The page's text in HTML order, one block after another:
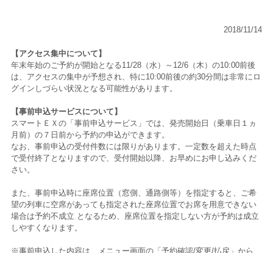
2018/11/14
【アクセス集中について】
年末年始のご予約が開始となる11/28（水）～12/6（木）の10:00前後
は、アクセスの集中が予想され、特に10:00前後の約30分間は非常にロ
グインしづらい状況となる可能性があります。
【事前申込サービスについて】
スマートＥＸの「事前申込サービス」では、発売開始日（乗車日１ヵ
月前）の７日前から予約の申込ができます。
なお、事前申込の受付件数には限りがあります。一定数を超えた時点
で受付終了となりますので、受付開始以降、お早めにお申し込みくだ
さい。
また、事前申込時に座席位置（窓側、通路側等）を指定すると、ご希
望の列車に空席があっても指定された座席位置でお席を用意できない
場合は予約不成立 となるため、座席位置を指定しない方が予約は成立
しやすくなります。
※事前申込した内容は、メニュー画面の「予約確認/変更/払戻」から